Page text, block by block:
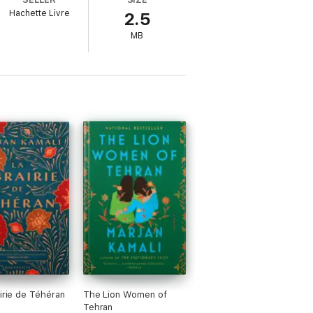
l'amour, et la place qu'il revient à
faire vos valises et de les suivre
cette immersion perse sans
sont les ingrédients de ce réjouissant
Hachette Livre 2.5
MB
de Téhéran
The Lion Women of
Tehran